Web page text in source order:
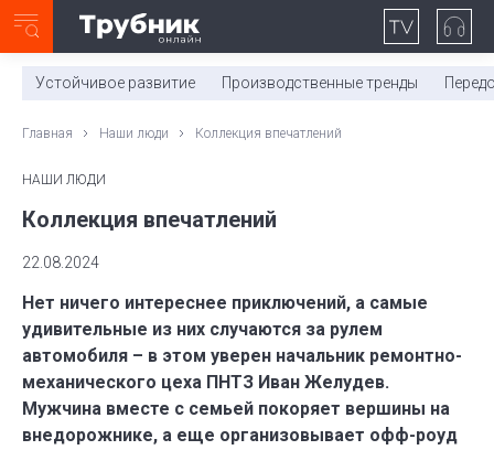
0:00/ 11:03
Устойчивое развитие Производственные тренды
Главная Наши люди Коллекция впечатлений
НАШИ ЛЮДИ
Коллекция впечатлений
22.08.2024
Нет ничего интереснее приключений, а самые
удивительные из них случаются за рулем
автомобиля – в этом уверен начальник ремонтно-
механического цеха ПНТЗ Иван Желудев.
Мужчина вместе с семьей покоряет вершины на
внедорожнике, а еще организовывает офф-роуд